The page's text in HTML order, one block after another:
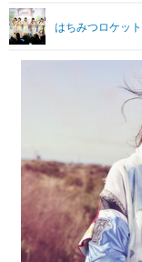
ショッピング
はちみつロケッ